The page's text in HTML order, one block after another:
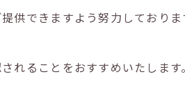
供できますよう努力しており
れることをおすすめいたしま